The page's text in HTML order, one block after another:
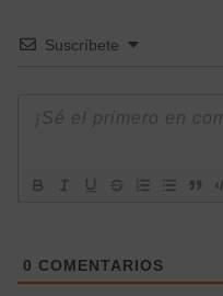
Suscríbete
0 COMENTARIOS